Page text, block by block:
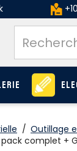
/ Outillage
complet +